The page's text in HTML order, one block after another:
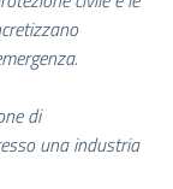
di
una industria